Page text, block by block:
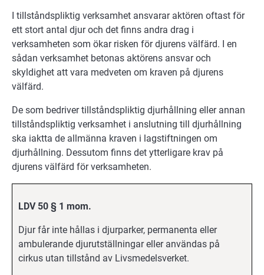
I tillståndspliktig verksamhet ansvarar aktören oftast för
ett stort antal djur och det finns andra drag i
verksamheten som ökar risken för djurens välfärd. I en
sådan verksamhet betonas aktörens ansvar och
skyldighet att vara medveten om kraven på djurens
välfärd.
De som bedriver tillståndspliktig djurhållning eller annan
tillståndspliktig verksamhet i anslutning till djurhållning
ska iaktta de allmänna kraven i lagstiftningen om
djurhållning. Dessutom finns det ytterligare krav på
djurens välfärd för verksamheten.
LDV 50 § 1 mom.
Djur får inte hållas i djurparker, permanenta eller
ambulerande djurutställningar eller användas på
cirkus utan tillstånd av Livsmedelsverket.